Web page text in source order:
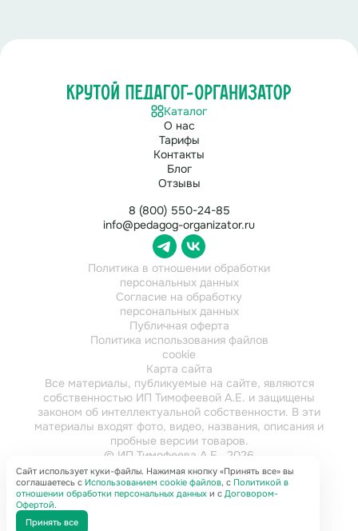
Каталог
О нас
Тарифы
Контакты
Блог
Отзывы
8 (800) 550-24-85
info@pedagog-organizator.ru
Политика в отношении обработки
персональных данных
Согласие на обработку
персональных данных
Публичная оферта
Политика использования файлов
cookie
Карта сайта
Все материалы, публикуемые на сайте, являются
собственностью ИП Тимофеевой А.Е. и защищены
законом об интеллектуальной собственности. В эти
материалы входят фото, видео, названия, описания и
пробные версии товаров.
© ИП Тимофеева А.Е., 2026
ИНН 784202616921
Сайт использует куки-файлы. Нажимая кнопку «Принять все» вы
соглашаетесь с Использованием cookie файлов, с Политикой в
отношении обработки персональных данных и с Договором-
Офертой.
Принять все